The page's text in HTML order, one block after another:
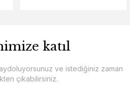
katıl
ve istediğiniz zaman
çıkabilirsiniz.